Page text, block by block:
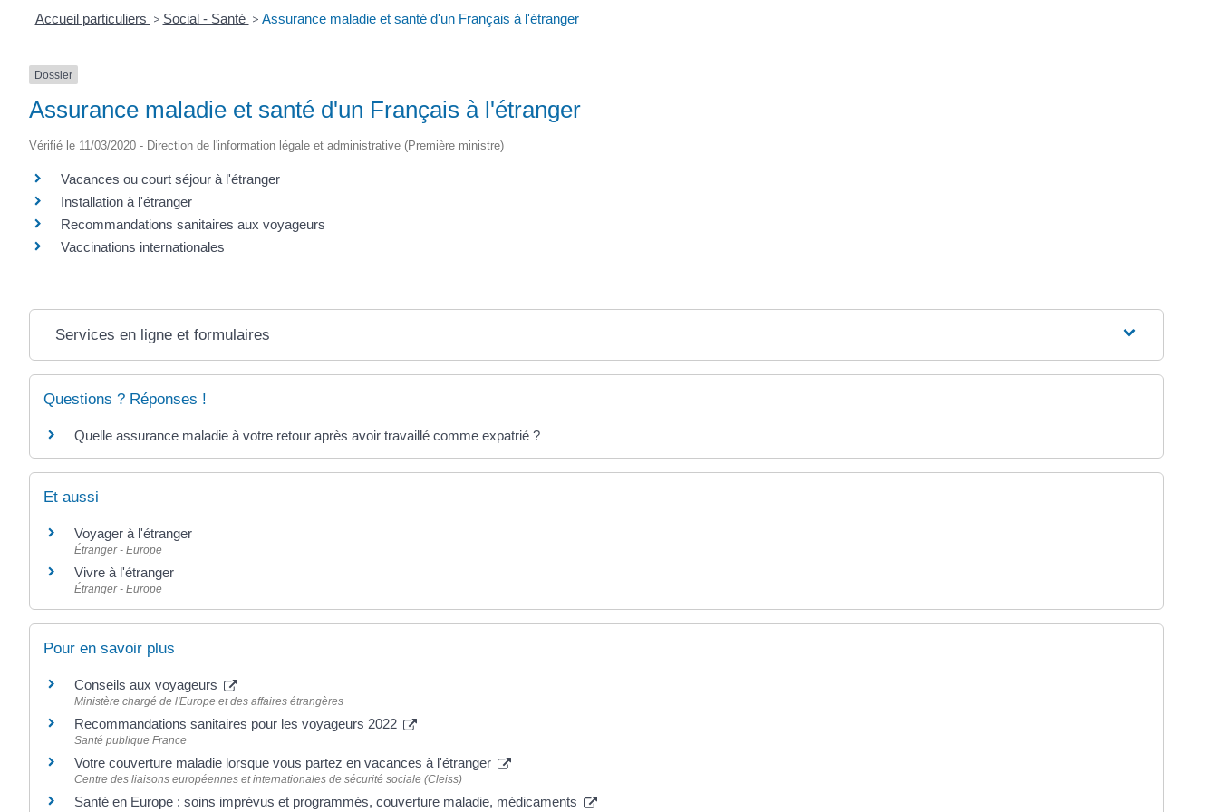
Accueil particuliers > Social - Santé > Assurance maladie et santé d'un Français à l'étranger
Dossier
Assurance maladie et santé d'un Français à l'étranger
Vérifié le 11/03/2020 - Direction de l'information légale et administrative (Première ministre)
Vacances ou court séjour à l'étranger
Installation à l'étranger
Recommandations sanitaires aux voyageurs
Vaccinations internationales
Services en ligne et formulaires
Questions ? Réponses !
Quelle assurance maladie à votre retour après avoir travaillé comme expatrié ?
Et aussi
Voyager à l'étranger
Étranger - Europe
Vivre à l'étranger
Étranger - Europe
Pour en savoir plus
Conseils aux voyageurs
Ministère chargé de l'Europe et des affaires étrangères
Recommandations sanitaires pour les voyageurs 2022
Santé publique France
Votre couverture maladie lorsque vous partez en vacances à l'étranger
Centre des liaisons européennes et internationales de sécurité sociale (Cleiss)
Santé en Europe : soins imprévus et programmés, couverture maladie, médicaments